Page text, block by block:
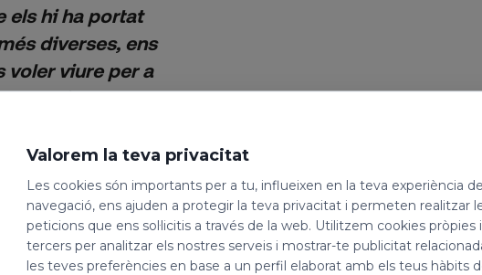
els hi ha portat
diverses, ens
voler viure per a
una vida
vida tancada a
perquè és
de Déu, per
sant Benet I, en
joia que neix
viure
Valorem la teva privacitat
Les cookies són importants per a tu, influeixen en la teva experiència
navegació, ens ajuden a protegir la teva privacitat i permeten realitzar
peticions que ens sol·licitis a través de la web. Utilitzem cookies pròpies
tercers per analitzar els nostres serveis i mostrar-te publicitat
les teves preferències en base a un perfil elaborat amb els teus hàbits